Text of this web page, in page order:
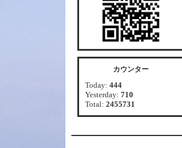
カウンター
Today: 444
Yesterday: 710
Total: 2455731